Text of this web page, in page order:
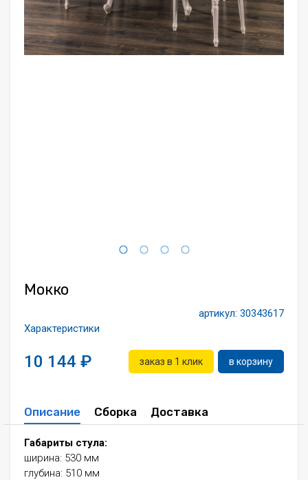
Мокко
артикул: 30343617
Характеристики
10 144 заказ в 1 клик в корзину
Описание Сборка Доставка
Габариты стула:
ширина: 530 мм
глубина: 510 мм
Всё для интерьера
Средства по уходу за мебелью